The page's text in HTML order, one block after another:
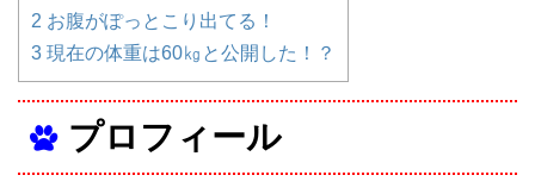
2 お腹がぽっとこり出てる！
3 現在の体重は60㎏と公開した！？
プロフィール